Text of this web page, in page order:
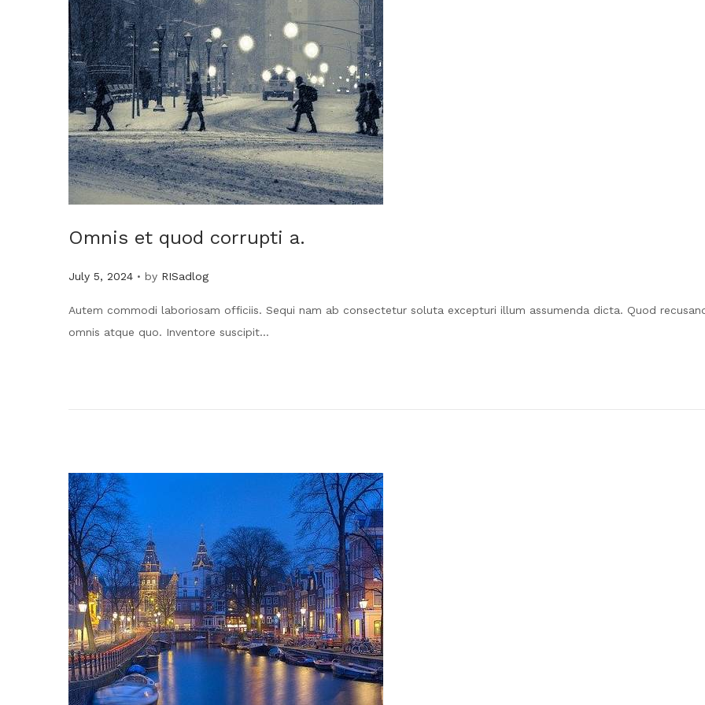
Omnis et quod corrupti a.
Posted on
July 5, 2024 . by RISadlog
Autem commodi laboriosam officiis. Sequi nam ab consectetur soluta excepturi illum assumenda dicta. Quod
omnis atque quo. Inventore suscipit…